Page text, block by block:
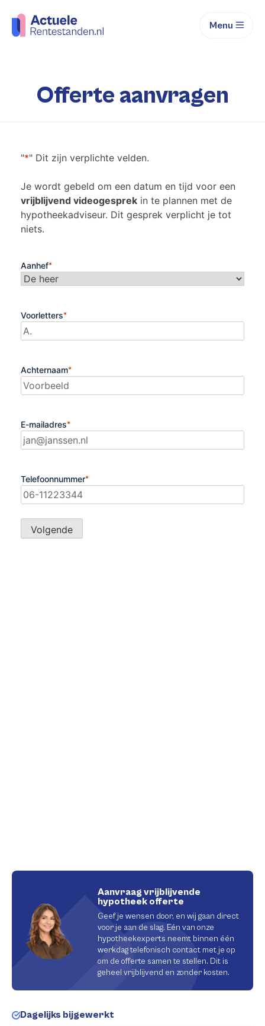
Menu
Offerte aanvragen
Aanvraag vrijblijvende
hypotheek offerte
Geef je wensen door, en wij gaan direct
voor je aan de slag. Eén van onze
hypotheekexperts neemt binnen één
werkdag telefonisch contact met je op
om de offerte samen te stellen. Dit is
geheel vrijblijvend en zonder kosten.
Dagelijks bijgewerkt